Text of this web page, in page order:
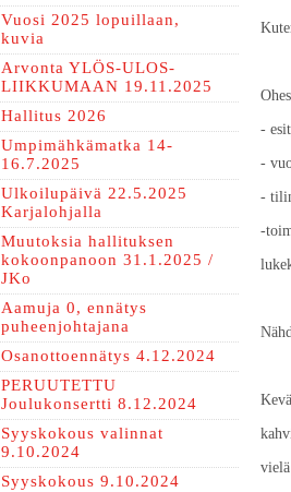
-
-
-
-
Vuosi 2025 lopuillaan,
kuvia
Arvonta YLÖS-ULOS-
LIIKKUMAAN 19.11.2025
Hallitus 2026
Umpimähkämatka 14-
16.7.2025
Ulkoilupäivä 22.5.2025
Karjalohjalla
Muutoksia hallituksen
kokoonpanoon 31.1.2025 /
JKo
Aamuja 0, ennätys
puheenjohtajana
Osanottoennätys 4.12.2024
PERUUTETTU
Joulukonsertti 8.12.2024
Syyskokous valinnat
9.10.2024
Syyskokous 9.10.2024